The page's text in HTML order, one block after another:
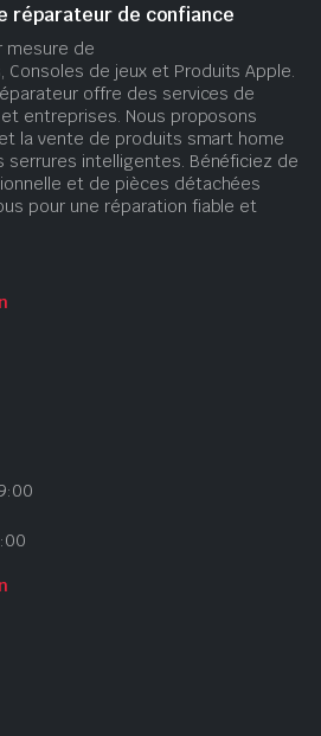
réparateur de confiance
mesure de
Consoles de jeux et Produits Apple.
offre des services de
entreprises. Nous proposons
la vente de produits smart home
intelligentes. Bénéficiez de
et de pièces détachées
pour une réparation fiable et